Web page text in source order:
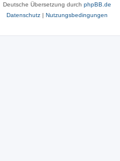
Deutsche Übersetzung durch phpBB.de
Datenschutz | Nutzungsbedingungen